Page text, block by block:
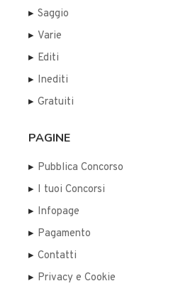
Saggio
Varie
Editi
Inediti
Gratuiti
PAGINE
Pubblica Concorso
I tuoi Concorsi
Infopage
Pagamento
Contatti
Privacy e Cookie